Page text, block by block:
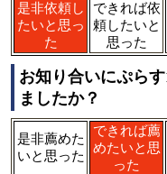
是非依頼し
たいと思っ
た
できれば依
頼したいと
思った
お知り合いにぷら
ましたか？
是非薦めた
いと思った
できれば薦
めたいと思
った